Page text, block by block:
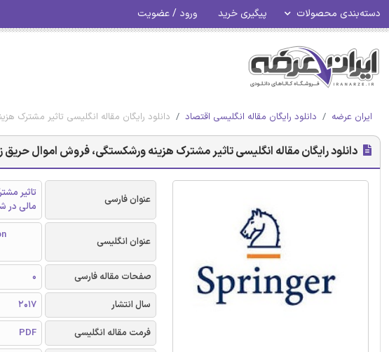
دسته‌بندی محصولات پیگیری خرید ورود / عضویت
ایران عرضه دانلود رایگان مقاله انگلیسی اقتصاد دانلود رایگان مقاله انگلیسی تاثیر مشترک
دانلود رایگان مقاله انگلیسی تاثیر مشترک هزینه ورشکستگی، فروش اموال حریق
عنوان فارسی
تاثیر
مالی در
عنوان انگلیسی
صفحات مقاله فارسی
0
سال انتشار
2017
فرمت مقاله انگلیسی
PDF